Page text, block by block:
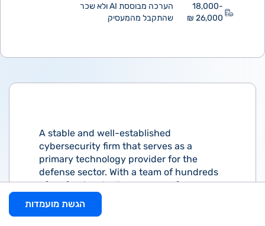
18,000-
26,000 ₪
הערכה מבוססת AI ולא שכר
שהתקבל מהמעסיק
A stable and well-established
cybersecurity firm that serves as a
primary technology provider for the
defense sector. With a team of hundreds
of professionals, the company focuses on
high-impact projects that directly
contribute to national security.
הגשת מועמדות